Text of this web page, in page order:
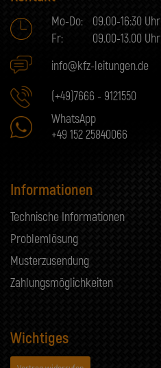
Mo-Do:
09.00-16:30 Uhr
Fr:
09.00-13.00 Uhr
info@kfz-leitungen.de
(+49)7666 - 9121550
WhatsApp
+49 152 25840066
Informationen
Technische Informationen
Problemlösung
Musterzusendung
Zahlungsmöglichkeiten
Wichtiges